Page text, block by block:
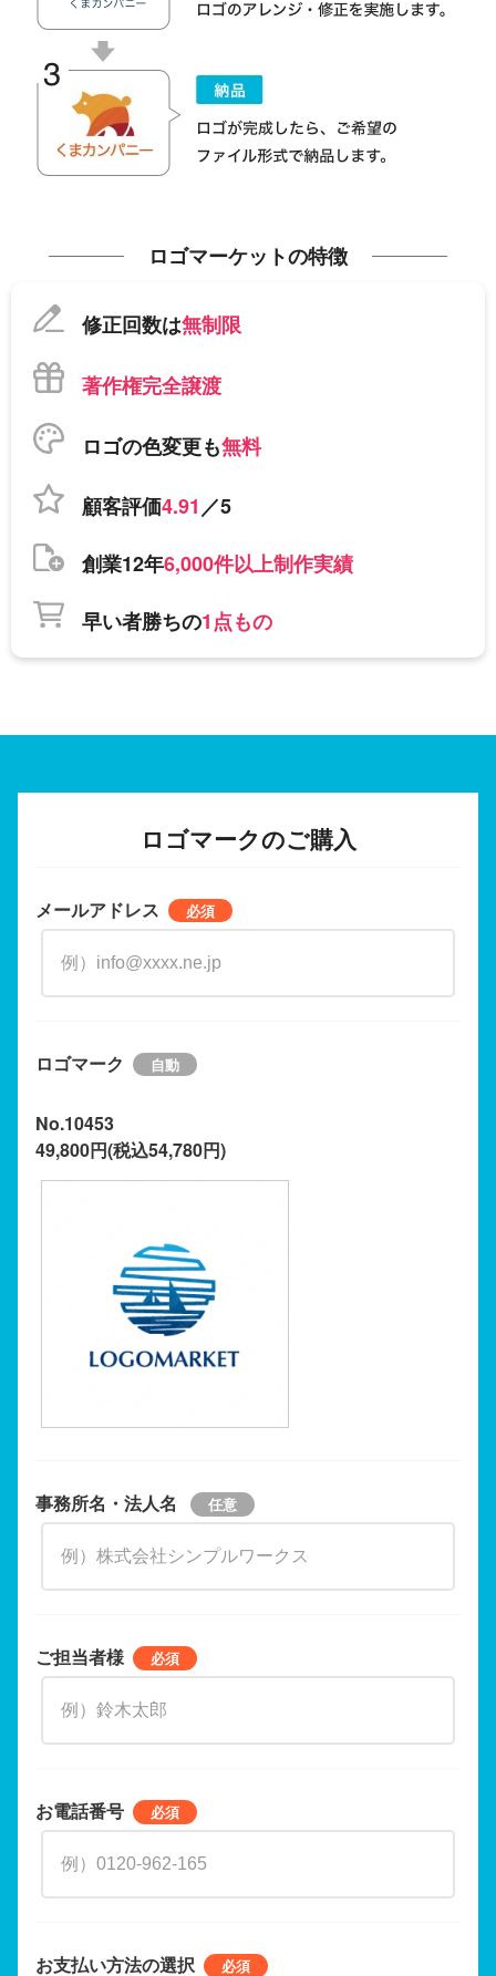
ロゴマーケットの特徴
修正回数は無制限
著作権完全譲渡
ロゴの色変更も無料
顧客評価4.91／5
創業12年6,000件以上制作実績
早い者勝ちの1点もの
ロゴマークのご購入
メールアドレス
ロゴマーク
No.10453
49,800円(税込54,780円)
事務所名・法人名
ご担当者様
お電話番号
お支払い方法の選択